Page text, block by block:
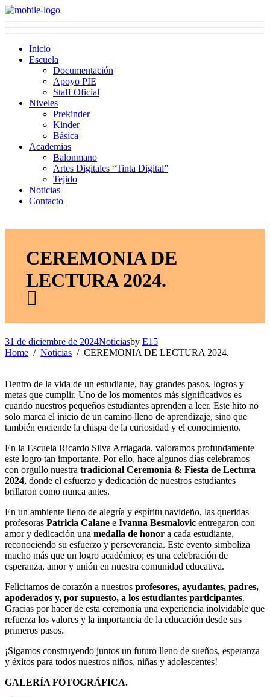
Inicio
Escuela
Documentación
Apoyo PIE
Staff Oficial
Niveles
Prekinder
Kinder
Básica
Academias
Balonmano
Artes Digitales “Tinta Digital”
Tejido
Noticias
Contacto
CEREMONIA DE
LECTURA 2024.
31 de diciembre de 2024Noticiasby E15
Home
Noticias CEREMONIA DE LECTURA 2024.
Dentro de la vida de un estudiante, hay grandes pasos, logros y
metas que cumplir. Uno de los momentos más significativos es
cuando nuestros pequeños estudiantes aprenden a leer. Este hito no
solo marca el inicio de un camino lleno de aprendizaje, sino que
también enciende la chispa de la curiosidad y el conocimiento.
En la Escuela Ricardo Silva Arriagada, valoramos profundamente
este logro tan importante. Por ello, hace algunos días celebramos
con orgullo nuestra tradicional Ceremonia & Fiesta de Lectura
2024, donde el esfuerzo y dedicación de nuestros estudiantes
brillaron como nunca antes.
En un ambiente lleno de alegría y espíritu navideño, las queridas
profesoras Patricia Calane e Ivanna Besmalovic entregaron con
amor y dedicación una medalla de honor a cada estudiante,
reconociendo su esfuerzo y perseverancia. Este evento simboliza
mucho más que un logro académico; es una celebración de
esperanza, amor y unión en nuestra comunidad educativa.
Felicitamos de corazón a nuestros profesores, ayudantes, padres,
apoderados y, por supuesto, a los estudiantes participantes.
Gracias por hacer de esta ceremonia una experiencia inolvidable que
refuerza los valores y la importancia de la educación desde sus
primeros pasos.
¡Sigamos construyendo juntos un futuro lleno de sueños, esperanza
y éxitos para todos nuestros niños, niñas y adolescentes!
GALERÍA FOTOGRÁFICA.